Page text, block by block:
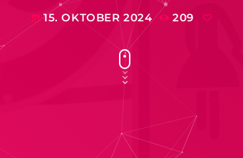
today 15. OKTOBER 2024 209